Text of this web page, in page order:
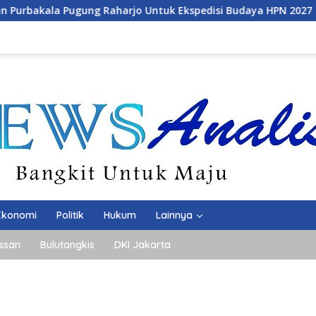
Untuk Ekspedisi Budaya HPN 2027 Mahasiswa FEB
Politik Hukum Lainnya
Bulutangkis DKI Jakarta